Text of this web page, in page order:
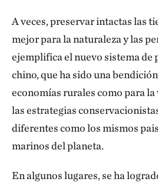
A veces, preservar intactas las
mejor para la naturaleza y las
ejemplifica el nuevo sistema de
chino, que ha sido una
economías rurales como para
las estrategias
diferentes como los mismos
marinos del planeta.
En algunos lugares, se ha